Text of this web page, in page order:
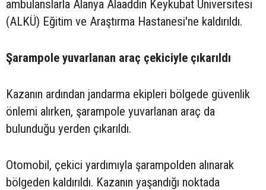
ambulanslarla Alanya Alaaddin Keykubat Üniversitesi
(ALKÜ) Eğitim ve Araştırma Hastanesi'ne kaldırıldı.
Şarampole yuvarlanan araç çekiciyle çıkarıldı
Kazanın ardından jandarma ekipleri bölgede güvenlik
önlemi alırken, şarampole yuvarlanan araç da
bulunduğu yerden çıkarıldı.
Otomobil, çekici yardımıyla şarampolden alınarak
bölgeden kaldırıldı. Kazanın yaşandığı noktada